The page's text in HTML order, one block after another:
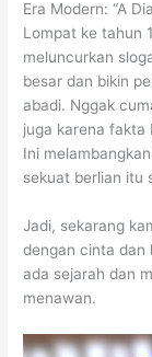
Era Modern: “A
Lompat ke tahun
meluncurkan
besar dan bikin
abadi. Nggak
juga karena fakta
Ini
sekuat berlian itu
Jadi, sekarang
dengan cinta dan
ada sejarah dan
menawan.